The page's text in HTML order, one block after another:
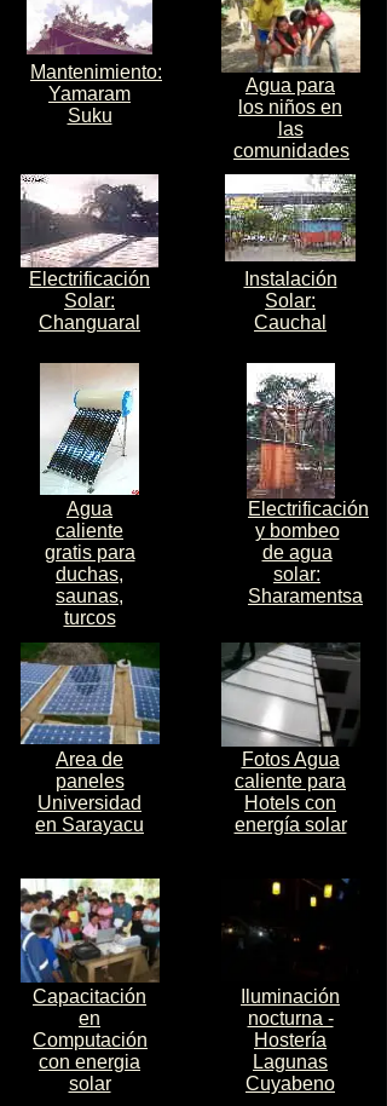
Electrificación
Solar:
Changuaral
Instalación
Solar:
Cauchal
Mantenimiento:
Yamaram
Suku
Electrificación
y bombeo
de agua
solar:
Sharamentsa
Agua
caliente
gratis para
duchas,
saunas,
turcos
Area de
paneles
Universidad
en Sarayacu
Capacitación
en
Computación
con energia
solar
Iluminación
nocturna -
Hostería
Lagunas
Cuyabeno
Agua para
los niños en
las
comunidades
Fotos Agua
caliente para
Hotels con
energía solar